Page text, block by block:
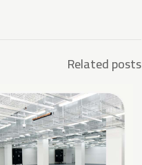
Related posts